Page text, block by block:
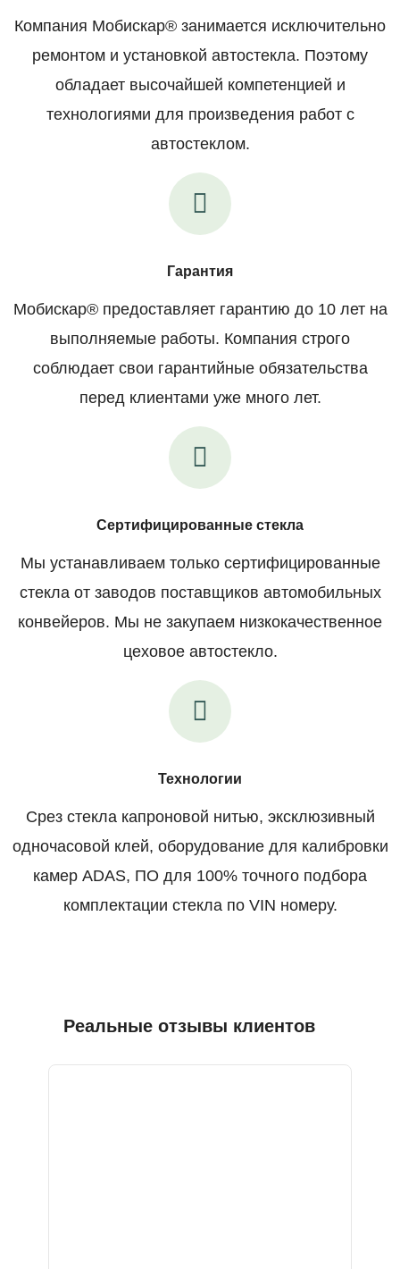
Компания Мобискар® занимается исключительно
ремонтом и установкой автостекла. Поэтому
обладает высочайшей компетенцией и
технологиями для произведения работ с
автостеклом.
Гарантия
Мобискар® предоставляет гарантию до 10 лет на
выполняемые работы. Компания строго
соблюдает свои гарантийные обязательства
перед клиентами уже много лет.
Сертифицированные стекла
Мы устанавливаем только сертифицированные
стекла от заводов поставщиков автомобильных
конвейеров. Мы не закупаем низкокачественное
цеховое автостекло.
Технологии
Срез стекла капроновой нитью, эксклюзивный
одночасовой клей, оборудование для калибровки
камер ADAS, ПО для 100% точного подбора
комплектации стекла по VIN номеру.
Реальные отзывы клиентов